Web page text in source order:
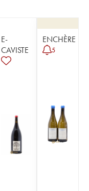
E-
CAVISTE
ENCHÈRE
5